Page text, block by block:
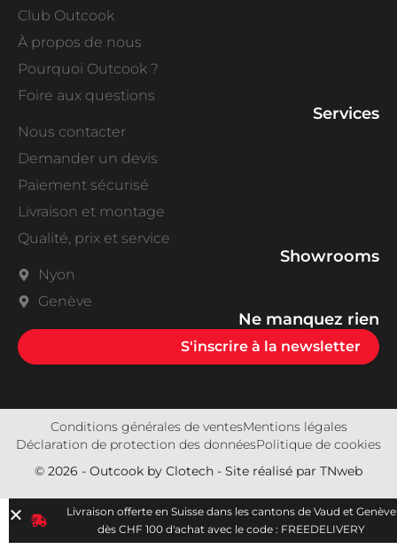
Club Outcook
À propos de nous
Pourquoi Outcook ?
Foire aux questions
Services
Nous contacter
Demander un devis
Paiement sécurisé
Livraison et montage
Qualité, prix et service
Showrooms
Nyon
Genève
Ne manquez rien
S'inscrire à la newsletter
Conditions générales de ventesMentions légales
Déclaration de protection des donnéesPolitique de cookies
© 2026 - Outcook by Clotech - Site réalisé par TNweb
Livraison offerte en Suisse dans les cantons de Vaud et Genève
dès CHF 100 d'achat avec le code : FREEDELIVERY